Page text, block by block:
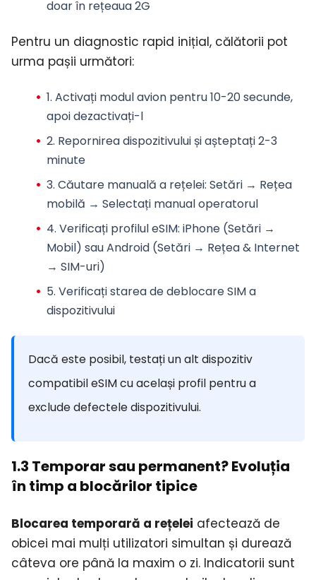
doar în rețeaua 2G
Pentru un diagnostic rapid inițial, călătorii pot
urma pașii următori:
1. Activați modul avionpentru 10-20 secunde,
apoi dezactivați-l
2. Repornirea dispozitivuluiși așteptați 2-3
minute
3. Căutare manuală a rețelei: Setări → Rețea
mobilă → Selectați manual operatorul
4. Verificați profilul eSIM: iPhone (Setări →
Mobil) sau Android (Setări → Rețea & Internet
→ SIM-uri)
5. Verificațistarea de deblocare SIMa
dispozitivului
Dacă este posibil, testați un alt dispozitiv
compatibil eSIM cu același profil pentru a
exclude defectele dispozitivului.
1.3 Temporar sau permanent? Evoluția
în timp a blocărilor tipice
Blocarea temporară a rețelei afectează de
obicei mai mulți utilizatori simultan și durează
câteva ore până la maxim o zi. Indicatorii sunt